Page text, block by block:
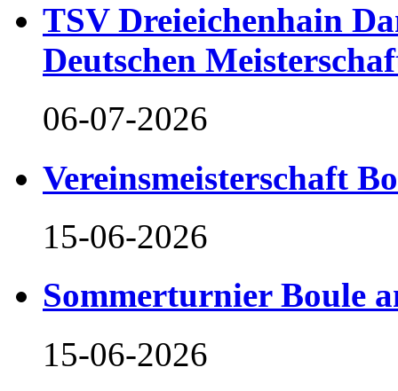
TSV Dreieichenhain
Deutschen
06-07-2026
Vereinsmeisterschaft
15-06-2026
Sommerturnier Boule
15-06-2026